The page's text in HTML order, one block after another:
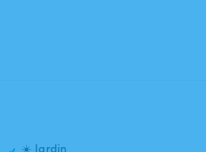
☀️ Jardin